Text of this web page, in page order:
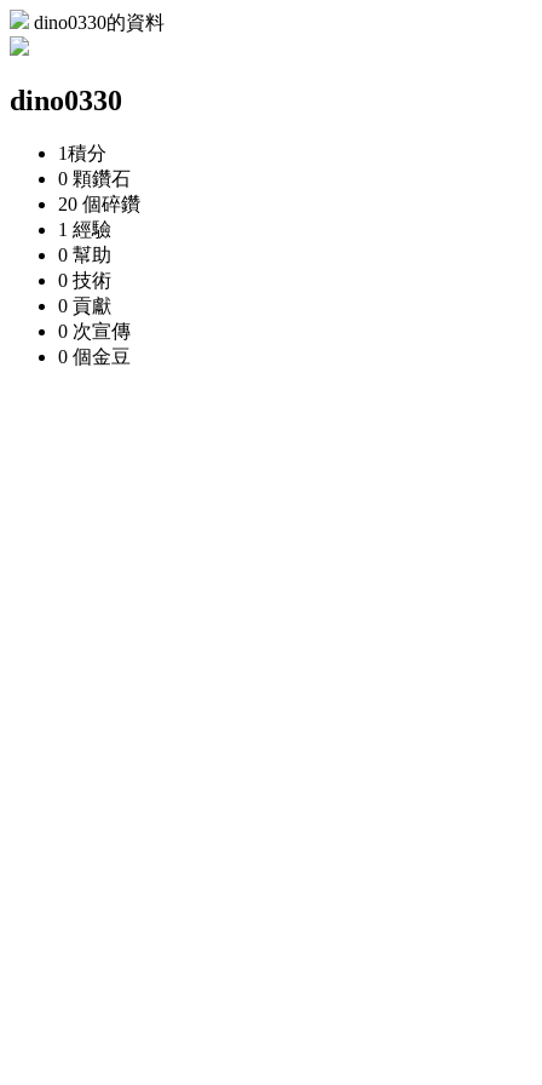
dino0330的資料
dino0330
1積分
0 顆鑽石
20 個碎鑽
1 經驗
0 幫助
0 技術
0 貢獻
0 次宣傳
0 個金豆